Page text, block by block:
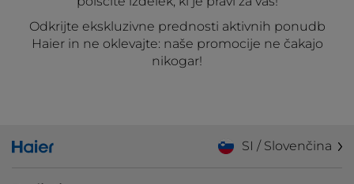
Odkrijte ekskluzivne prednosti aktivnih ponudb
Haier in ne oklevajte: naše promocije ne čakajo
nikogar!
SI / Slovenčina